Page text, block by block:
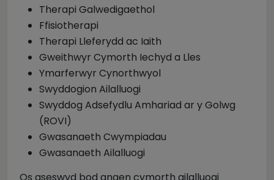
Therapi Galwedigaethol
Ffisiotherapi
Therapi Lleferydd ac Iaith
Gweithwyr Cymorth Iechyd a Lles
Ymarferwyr Cynorthwyol
Swyddogion Ailalluogi
Swyddog Adsefydlu Amhariad ar y Golwg
(ROVI)
Gwasanaeth Cwympiadau
Gwasanaeth Ailalluogi